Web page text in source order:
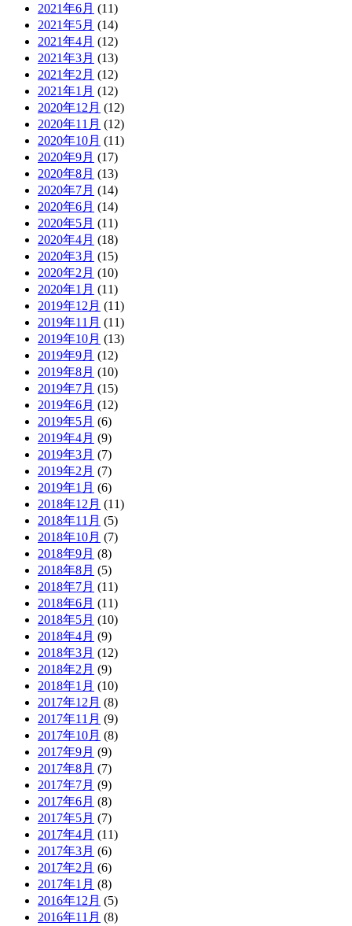
2021年6月 (11)
2021年5月 (14)
2021年4月 (12)
2021年3月 (13)
2021年2月 (12)
2021年1月 (12)
2020年12月 (12)
2020年11月 (12)
2020年10月 (11)
2020年9月 (17)
2020年8月 (13)
2020年7月 (14)
2020年6月 (14)
2020年5月 (11)
2020年4月 (18)
2020年3月 (15)
2020年2月 (10)
2020年1月 (11)
2019年12月 (11)
2019年11月 (11)
2019年10月 (13)
2019年9月 (12)
2019年8月 (10)
2019年7月 (15)
2019年6月 (12)
2019年5月 (6)
2019年4月 (9)
2019年3月 (7)
2019年2月 (7)
2019年1月 (6)
2018年12月 (11)
2018年11月 (5)
2018年10月 (7)
2018年9月 (8)
2018年8月 (5)
2018年7月 (11)
2018年6月 (11)
2018年5月 (10)
2018年4月 (9)
2018年3月 (12)
2018年2月 (9)
2018年1月 (10)
2017年12月 (8)
2017年11月 (9)
2017年10月 (8)
2017年9月 (9)
2017年8月 (7)
2017年7月 (9)
2017年6月 (8)
2017年5月 (7)
2017年4月 (11)
2017年3月 (6)
2017年2月 (6)
2017年1月 (8)
2016年12月 (5)
2016年11月 (8)